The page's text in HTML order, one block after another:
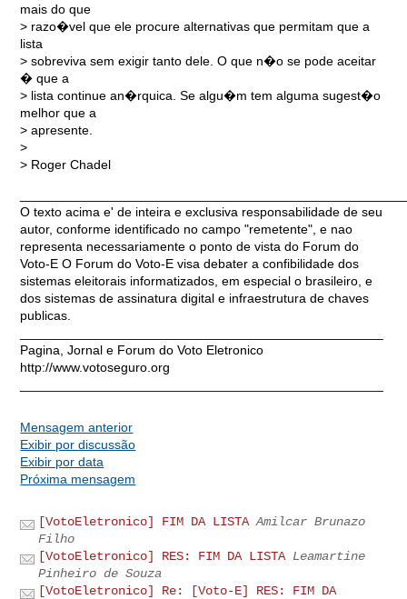
mais do que
> razo�vel que ele procure alternativas que permitam que a
lista
> sobreviva sem exigir tanto dele. O que n�o se pode aceitar
� que a
> lista continue an�rquica. Se algu�m tem alguma sugest�o
melhor que a
> apresente.
>
> Roger Chadel
O texto acima e' de inteira e exclusiva responsabilidade de seu
autor, conforme identificado no campo "remetente", e nao
representa necessariamente o ponto de vista do Forum do
Voto-E O Forum do Voto-E visa debater a confibilidade dos
sistemas eleitorais informatizados, em especial o brasileiro, e
dos sistemas de assinatura digital e infraestrutura de chaves
publicas.
Pagina, Jornal e Forum do Voto Eletronico
http://www.votoseguro.org
Mensagem anterior
Exibir por discussão
Exibir por data
Próxima mensagem
[VotoEletronico] FIM DA LISTA Amilcar Brunazo
Filho
[VotoEletronico] RES: FIM DA LISTA Leamartine
Pinheiro de Souza
[VotoEletronico] Re: [Voto-E] RES: FIM DA